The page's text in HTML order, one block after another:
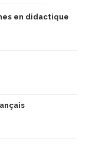
en didactique